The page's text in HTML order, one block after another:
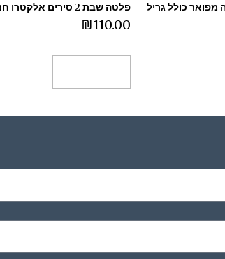
מפואר כולל גריל
פלטה שבת 2 סירים אלקטרו חנן EL-660
₪110.00